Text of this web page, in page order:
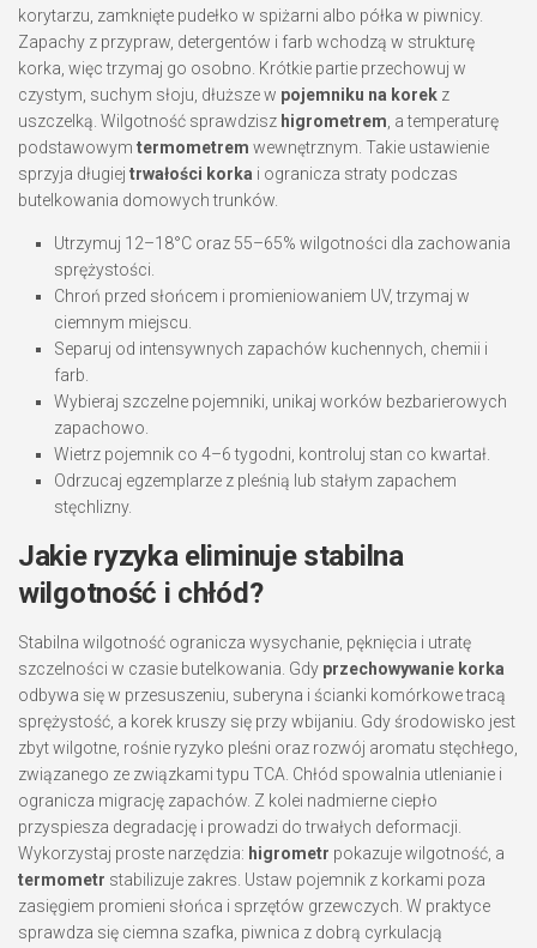
korytarzu, zamknięte pudełko w spiżarni albo półka w piwnicy.
Zapachy z przypraw, detergentów i farb wchodzą w strukturę
korka, więc trzymaj go osobno. Krótkie partie przechowuj w
czystym, suchym słoju, dłuższe w pojemniku na korek z
uszczelką. Wilgotność sprawdzisz higrometrem , a temperaturę
podstawowym termometrem wewnętrznym. Takie ustawienie
sprzyja długiej trwałości korka i ogranicza straty podczas
butelkowania domowych trunków.
Utrzymuj 12–18°C oraz 55–65% wilgotności dla zachowania
sprężystości.
Chroń przed słońcem i promieniowaniem UV, trzymaj w
ciemnym miejscu.
Separuj od intensywnych zapachów kuchennych, chemii i
farb.
Wybieraj szczelne pojemniki, unikaj worków bezbarierowych
zapachowo.
Wietrz pojemnik co 4–6 tygodni, kontroluj stan co kwartał.
Odrzucaj egzemplarze z pleśnią lub stałym zapachem
stęchlizny.
Jakie ryzyka eliminuje stabilna
wilgotność i chłód?
Stabilna wilgotność ogranicza wysychanie, pęknięcia i utratę
szczelności w czasie butelkowania. Gdy przechowywanie korka
odbywa się w przesuszeniu, suberyna i ścianki komórkowe tracą
sprężystość, a korek kruszy się przy wbijaniu. Gdy środowisko jest
zbyt wilgotne, rośnie ryzyko pleśni oraz rozwój aromatu stęchłego,
związanego ze związkami typu TCA. Chłód spowalnia utlenianie i
ogranicza migrację zapachów. Z kolei nadmierne ciepło
przyspiesza degradację i prowadzi do trwałych deformacji.
Wykorzystaj proste narzędzia: higrometr pokazuje wilgotność, a
termometr stabilizuje zakres. Ustaw pojemnik z korkami poza
zasięgiem promieni słońca i sprzętów grzewczych. W praktyce
sprawdza się ciemna szafka, piwnica z dobrą cyrkulacją